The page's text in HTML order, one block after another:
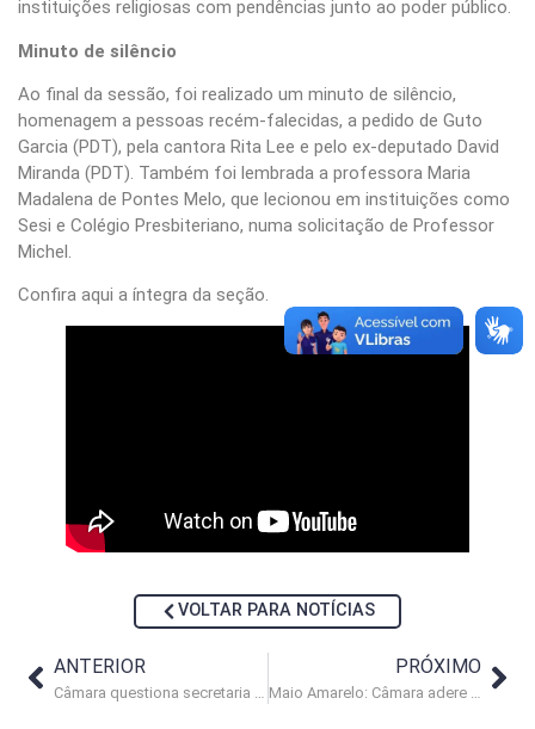
instituições religiosas com pendências junto ao poder público.
Minuto de silêncio
Ao final da sessão, foi realizado um minuto de silêncio,
homenagem a pessoas recém-falecidas, a pedido de Guto
Garcia (PDT), pela cantora Rita Lee e pelo ex-deputado David
Miranda (PDT). Também foi lembrada a professora Maria
Madalena de Pontes Melo, que lecionou em instituições como
Sesi e Colégio Presbiteriano, numa solicitação de Professor
Michel.
Confira aqui a íntegra da seção.
VOLTAR PARA NOTÍCIAS
ANTERIOR PRÓXIMO